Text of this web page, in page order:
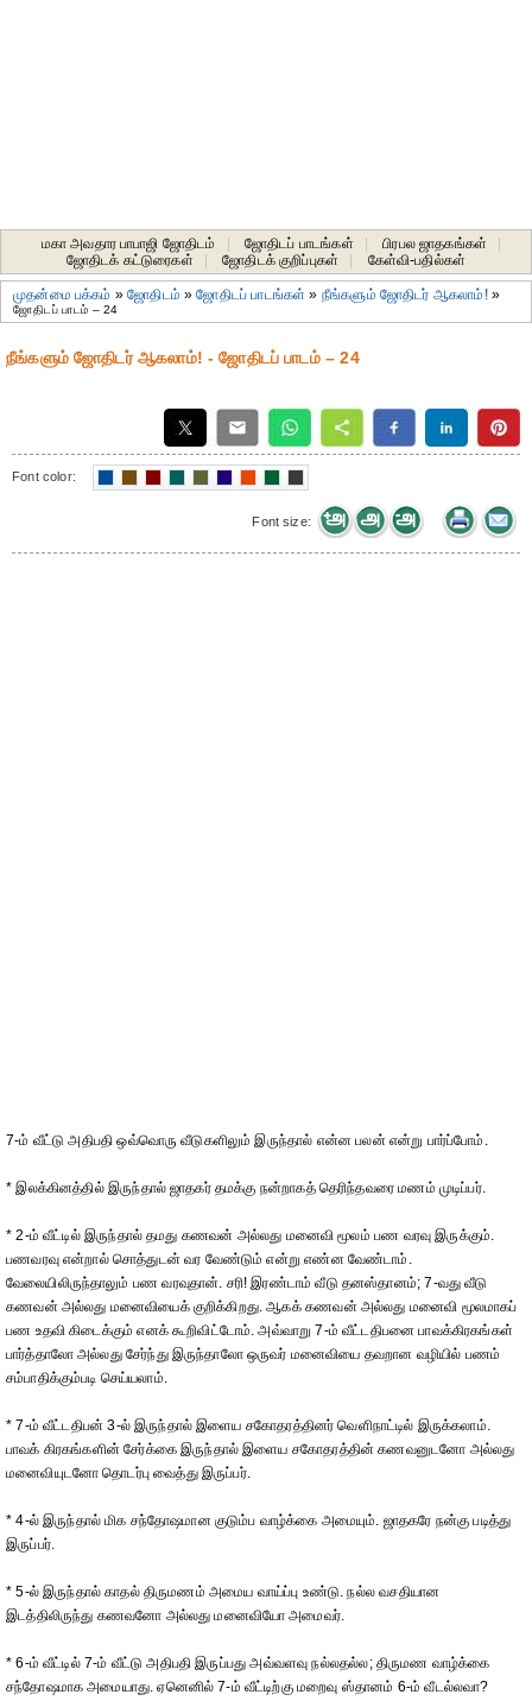
மகா அவதார பாபாஜி ஜோதிடம் ஜோதிடப் பாடங்கள் பிரபல ஜாதகங்கள்
ஜோதிடக் கட்டுரைகள்
ஜோதிடக் குறிப்புகள் கேள்வி-பதில்கள்
முதன்மை பக்கம் »ஜோதிடம் »ஜோதிடப் பாடங்கள் » நீங்களும் ஜோதிடர் ஆகலாம்!»
ஜோதிடப் பாடம் – 24
நீங்களும் ஜோதிடர் ஆகலாம்! - ஜோதிடப் பாடம் – 24
Font color:
Font size:
7-ம் வீட்டு அதிபதி ஒவ்வொரு வீடுகளிலும் இருந்தால் என்ன பலன் என்று பார்ப்போம்.
* இலக்கினத்தில் இருந்தால் ஜாதகர் தமக்கு நன்றாகத் தெரிந்தவரை மணம் முடிப்பர்.
* 2-ம் வீட்டில் இருந்தால் தமது கணவன் அல்லது மனைவி மூலம் பண வரவு இருக்கும்.
பணவரவு என்றால் சொத்துடன் வர வேண்டும் என்று எண்ன வேண்டாம்.
வேலையிலிருந்தாலும் பண வரவுதான். சரி! இரண்டாம் வீடு தனஸ்தானம்; 7-வது வீடு
கணவன் அல்லது மனைவியைக் குறிக்கிறது. ஆகக் கணவன் அல்லது மனைவி மூலமாகப்
பண உதவி கிடைக்கும் எனக் கூறிவிட்டோம். அவ்வாறு 7-ம் வீட்டதிபனை பாவக்கிரகங்கள்
பார்த்தாலோ அல்லது சேர்ந்து இருந்தாலோ ஒருவர் மனைவியை தவறான வழியில் பணம்
சம்பாதிக்கும்படி செய்யலாம்.
* 7-ம் வீட்டதிபன் 3-ல் இருந்தால் இளைய சகோதரத்தினர் வெளிநாட்டில் இருக்கலாம்.
பாவக் கிரகங்களின் சேர்க்கை இருந்தால் இளைய சகோதரத்தின் கணவனுடனோ அல்லது
மனைவியுடனோ தொடர்பு வைத்து இருப்பர்.
* 4-ல் இருந்தால் மிக சந்தோஷமான குடும்ப வாழ்க்கை அமையும். ஜாதகரே நன்கு படித்து
இருப்பர்.
* 5-ல் இருந்தால் காதல் திருமணம் அமைய வாய்ப்பு உண்டு. நல்ல வசதியான
இடத்திலிருந்து கணவனோ அல்லது மனைவியோ அமைவர்.
* 6-ம் வீட்டில் 7-ம் வீட்டு அதிபதி இருப்பது அவ்வளவு நல்லதல்ல; திருமண வாழ்க்கை
சந்தோஷமாக அமையாது. ஏனெனில் 7-ம் வீட்டிற்கு மறைவு ஸ்தானம் 6-ம் வீடல்லவா?